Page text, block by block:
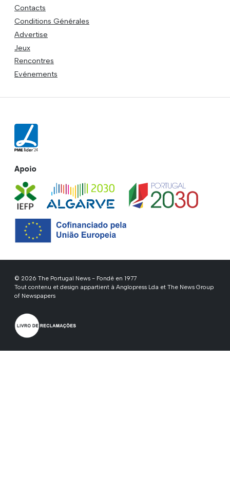
Contacts
Conditions Générales
Advertise
Jeux
Rencontres
Evénements
Apoio
© 2026 The Portugal News - Fondé en 1977
Tout contenu et design appartient à Anglopress Lda et The News Group
of Newspapers